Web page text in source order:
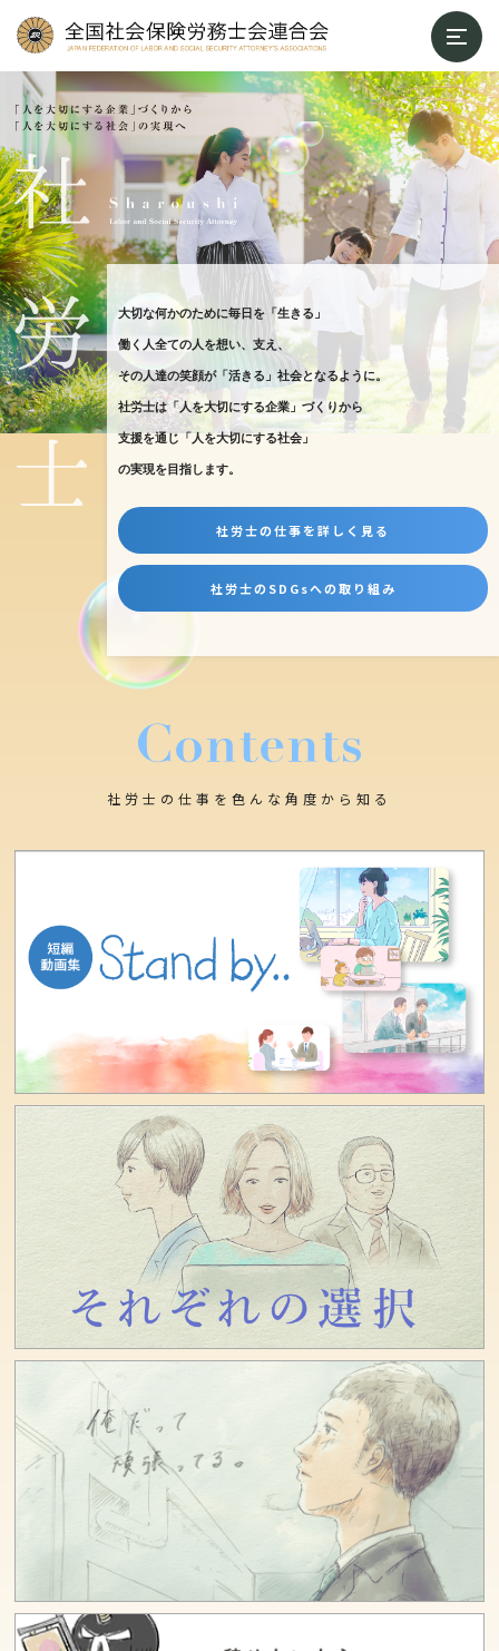
大切な何かのために毎日を「生きる」
働く人全ての人を想い、支え、
その人達の笑顔が「活きる」社会となるように。
社労士は「人を大切にする企業」づくりから
支援を通じ「人を大切にする社会」
の実現を目指します。
社労士の仕事を詳しく見る
社労士のSDGsへの取り組み
社労士の仕事を色んな角度から知る